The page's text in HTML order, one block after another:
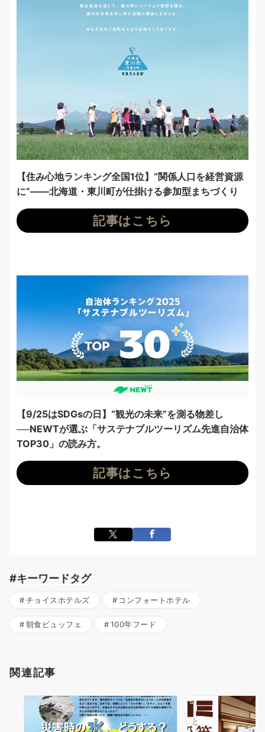
【住み心地ランキング全国1位】“関係人口を経営資源
に”——北海道・東川町が仕掛ける参加型まちづくり
記事はこちら
【9/25はSDGsの日】“観光の未来”を測る物差し
──NEWTが選ぶ「サステナブルツーリズム先進自治体
TOP30」の読み方。
記事はこちら
#キーワードタグ
チョイスホテルズ コンフォートホテル
朝食ビュッフェ 100年フード
関連記事